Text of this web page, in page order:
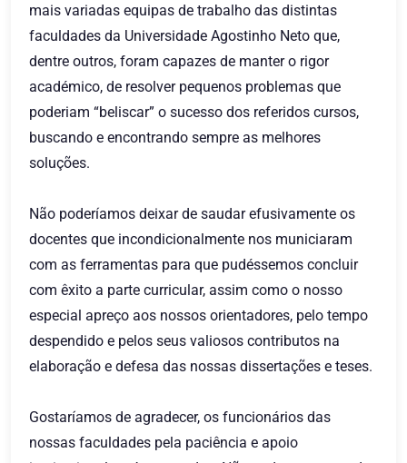
mais variadas equipas de trabalho das distintas
faculdades da Universidade Agostinho Neto que,
dentre outros, foram capazes de manter o rigor
académico, de resolver pequenos problemas que
poderiam “beliscar” o sucesso dos referidos cursos,
buscando e encontrando sempre as melhores
soluções.
Não poderíamos deixar de saudar efusivamente os
docentes que incondicionalmente nos municiaram
com as ferramentas para que pudéssemos concluir
com êxito a parte curricular, assim como o nosso
especial apreço aos nossos orientadores, pelo tempo
despendido e pelos seus valiosos contributos na
elaboração e defesa das nossas dissertações e teses.
Gostaríamos de agradecer, os funcionários das
nossas faculdades pela paciência e apoio